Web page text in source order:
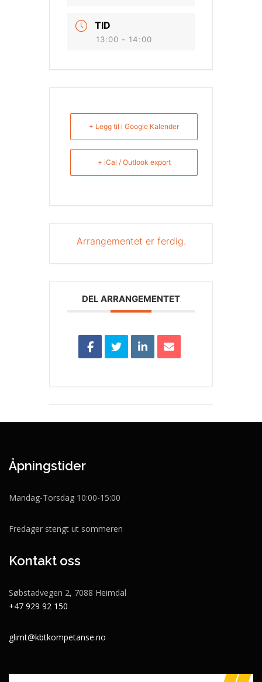
TID
13:00 - 14:00
+ Legg til i Google Kalender
+ iCal / Outlook export
Arrangementet er ferdig.
DEL ARRANGEMENTET
Åpningstider
Mandag-Torsdag 10:00-15:00
Fredager stengt ut sommeren
Kontakt oss
Søbstadvegen 2, 7088 Heimdal
+47 929 92 150
glimt@kbtkompetanse.no